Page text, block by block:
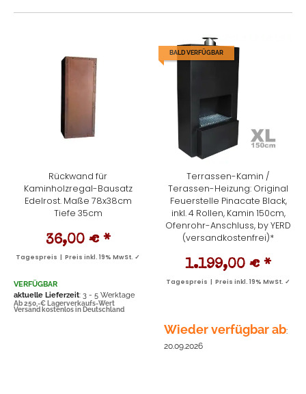
Rückwand für
Kaminholzregal-Bausatz
Edelrost. Maße 78x38cm
Tiefe 35cm
36,00 € *
Tagespreis | Preis inkl. 19% MwSt. ✓
VERFÜGBAR
aktuelle Lieferzeit: 3 - 5 Werktage
Ab 250,-€ Lagerverkaufs-Wert
Versand kostenlos in Deutschland
BALD VERFÜGBAR
Terrassen-Kamin /
Terassen-Heizung: Original
Feuerstelle Pinacate Black,
inkl. 4 Rollen, Kamin 150cm,
Ofenrohr-Anschluss, by YERD
(versandkostenfrei)*
1.199,00 € *
Tagespreis | Preis inkl. 19% MwSt. ✓
Wieder verfügbar ab:
20.09.2026